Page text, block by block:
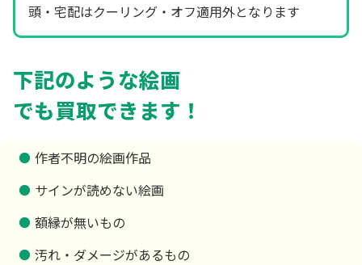
頭・宅配はクーリング・オフ適用外となります
下記のような絵画
でも買取できます！
作者不明の絵画作品
サインが読めない絵画
額縁が無いもの
汚れ・ダメージがあるもの